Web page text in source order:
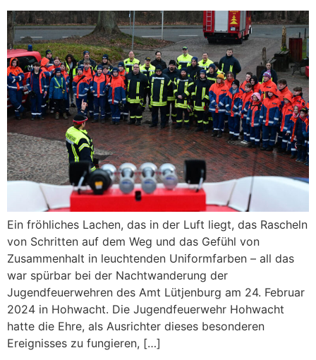
Ein fröhliches Lachen, das in der Luft liegt, das Rascheln
von Schritten auf dem Weg und das Gefühl von
Zusammenhalt in leuchtenden Uniformfarben – all das
war spürbar bei der Nachtwanderung der
Jugendfeuerwehren des Amt Lütjenburg am 24. Februar
2024 in Hohwacht. Die Jugendfeuerwehr Hohwacht
hatte die Ehre, als Ausrichter dieses besonderen
Ereignisses zu fungieren, […]